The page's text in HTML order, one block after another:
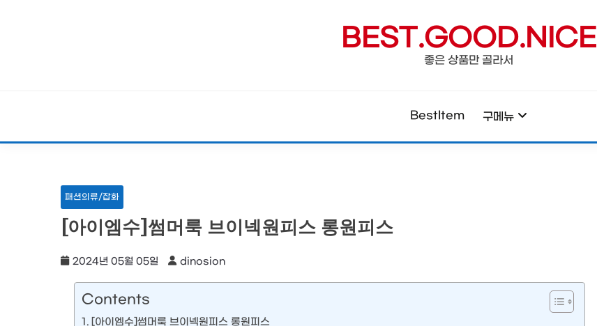
BEST.GOOD.NICE
좋은 상품만 골라서
BestItem 구메뉴
패션의류/잡화
[아이엠수]썸머룩 브이넥원피스 롱원피스
2024년 05월 05일 dinosion
Contents
[아이엠수]썸머룩 브이넥원피스 롱원피스